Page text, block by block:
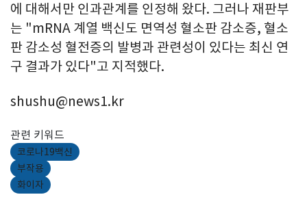
에 대해서만 인과관계를 인정해 왔다. 그러나 재판부
는 "mRNA 계열 백신도 면역성 혈소판 감소증, 혈소
판 감소성 혈전증의 발병과 관련성이 있다는 최신 연
구 결과가 있다"고 지적했다.
shushu@news1.kr
관련 키워드
코로나19백신
부작용
화이자